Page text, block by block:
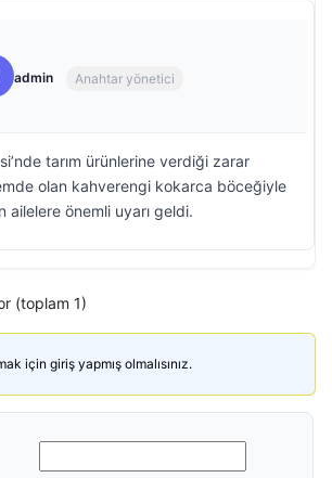
admin Anahtar yönetici
tarım ürünlerine verdiği zarar
olan kahverengi kokarca böceğiyle
ailelere önemli uyarı geldi.
(toplam 1)
için giriş yapmış olmalısınız.